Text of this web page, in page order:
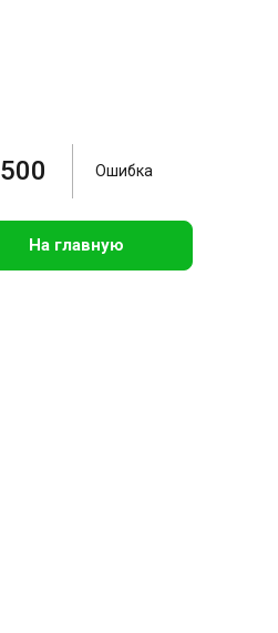
500 Ошибка
На главную